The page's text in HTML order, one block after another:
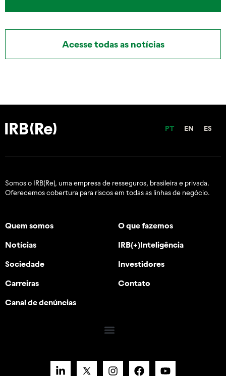
Acesse todas as notícias
PT EN ES
Somos o IRB(Re), uma empresa de resseguros, brasileira e privada.
Oferecemos cobertura para riscos em todas as linhas de negócio.
Quem somos O que fazemos
Notícias IRB(+)Inteligência
Sociedade Investidores
Carreiras Contato
Canal de denúncias